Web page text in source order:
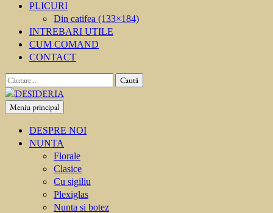
PLICURI
Din catifea (133×184)
INTREBARI UTILE
CUM COMAND
CONTACT
Caută
după:
DESIDERIA
Creator de invitati
Meniu principal
DESPRE NOI
NUNTA
Florale
Clasice
Cu sigiliu
Plexiglas
Nunta si botez